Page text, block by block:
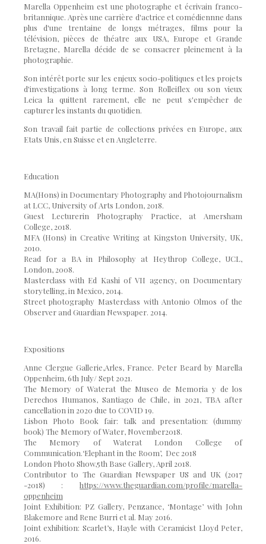
Marella Oppenheim est une photographe et écrivain franco-
britannique. Après une carrière d'actrice et comédiennne dans
plus d'une trentaine de longs métrages, films pour la
télévision, pièces de théatre aux USA, Europe et Grande
Bretagne, Marella décide de se consacrer pleinement à la
photographie.
Son intérêt porte sur les enjeux socio-politiques et les projets
d'investigations à long terme. Son Rolleiflex ouson vieux
Leica la quittent rarement, elle ne peut s'empêcher de
capturer les instants du quotidien.
Son travail fait partie de collections privées en Europe, aux
Etats Unis, en Suisse et en Angleterre.
Education
MA(Hons) in Documentary Photography and Photojournalism
at LCC, University of Arts London, 2018.
Guest Lecturerin Photography Practice, at Amersham
College, 2018.
MFA (Hons) in Creative Writing at Kingston University, UK,
2010.
Read for a BA in Philosophy at Heythrop College, UCL,
London, 2008.
Masterclass with Ed Kashi of VII agency, on Documentary
storytelling, in Mexico, 2014.
Street photography Masterclass with Antonio Olmos of the
Observer and Guardian Newspaper. 2014.
Expositions
Anne Clergue Gallerie,Arles, France. Peter Beard by Marella
Oppenheim, 6th July/ Sept 2021.
The Memory of Waterat the Museo de Memoria y de los
Derechos Humanos, Santiago de Chile, in 2021, TBA after
cancellation in 2020 due to COVID 19.
Lisbon Photo Book fair: talk and presentation: (dummy
book) The Memory of Water, November2018.
The Memory of Waterat London College of
Communication.‘Elephant in the Room’, Dec 2018
London Photo Show,5th Base Gallery, April 2018.
Contributor to The Guardian Newspaper US and UK (2017
-2018) :https://www.theguardian.com/profile/marella-
oppenheim
Joint Exhibition: PZ Gallery, Penzance, ‘Montage’with John
Blakemore and Rene Burri et al. May 2016.
Joint exhibition: Scarlet’s, Hayle with Ceramicist Lloyd Peter,
2016.